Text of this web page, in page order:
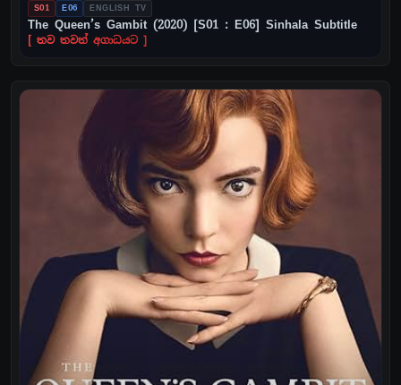
S01 E06 ENGLISH TV
The Queen’s Gambit (2020) [S01 : E06] Sinhala Subtitle
[ තව තවත් අගාධයට ]